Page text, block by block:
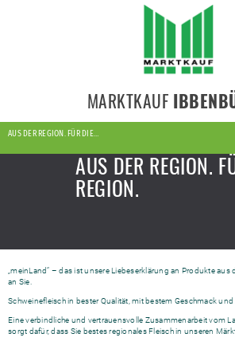
MARKTKAUF
AUS DER REGION. FÜR DIE…
AUS DER REGION.
REGION.
„meinLand“ – das ist unsere Liebeserklärung an Produkte aus
an Sie.
Schweinefleisch in bester Qualität, mit bestem Geschmack und
Eine verbindliche und vertrauensvolle Zusammenarbeit vom
sorgt dafür, dass Sie bestes regionales Fleisch in unseren